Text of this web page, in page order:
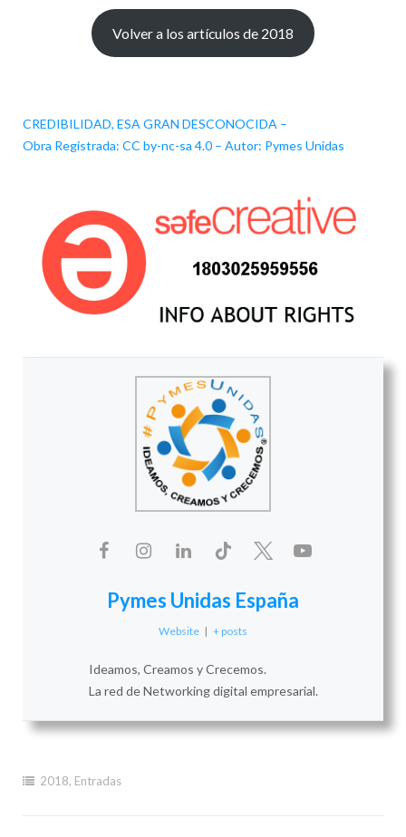
Volver a los artículos de 2018
CREDIBILIDAD, ESA GRAN DESCONOCIDA –
Obra Registrada: CC by-nc-sa 4.0 – Autor: Pymes Unidas
Pymes Unidas España
Website | + posts
Ideamos, Creamos y Crecemos.
La red de Networking digital empresarial.
2018, Entradas